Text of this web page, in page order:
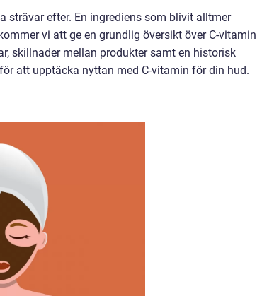
strävar efter. En ingrediens som blivit alltmer
vi att ge en grundlig översikt över C-vitamin
skillnader mellan produkter samt en historisk
att upptäcka nyttan med C-vitamin för din hud.